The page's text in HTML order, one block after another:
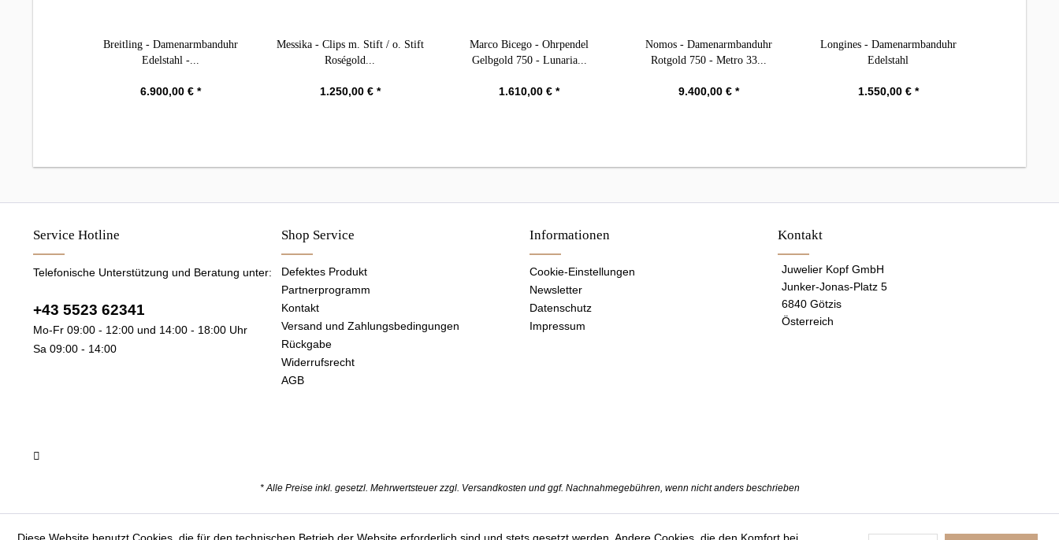
Breitling - Damenarmbanduhr
Edelstahl -...
6.900,00 € *
Messika - Clips m. Stift / o. Stift
Roségold...
1.250,00 € *
Marco Bicego - Ohrpendel
Gelbgold 750 - Lunaria...
1.610,00 € *
Nomos - Damenarmbanduhr
Rotgold 750 - Metro 33...
9.400,00 € *
Longines - Damenarmbanduhr
Edelstahl
1.550,00 € *
Service Hotline
Telefonische Unterstützung und Beratung unter:
+43 5523 62341
Mo-Fr 09:00 - 12:00 und 14:00 - 18:00 Uhr
Sa 09:00 - 14:00
Shop Service
Defektes Produkt
Partnerprogramm
Kontakt
Versand und Zahlungsbedingungen
Rückgabe
Widerrufsrecht
AGB
Informationen
Cookie-Einstellungen
Newsletter
Datenschutz
Impressum
Kontakt
Juwelier Kopf GmbH
Junker-Jonas-Platz 5
6840 Götzis
Österreich
* Alle Preise inkl. gesetzl. Mehrwertsteuer zzgl. Versandkosten und ggf. Nachnahmegebühren, wenn nicht anders beschrieben